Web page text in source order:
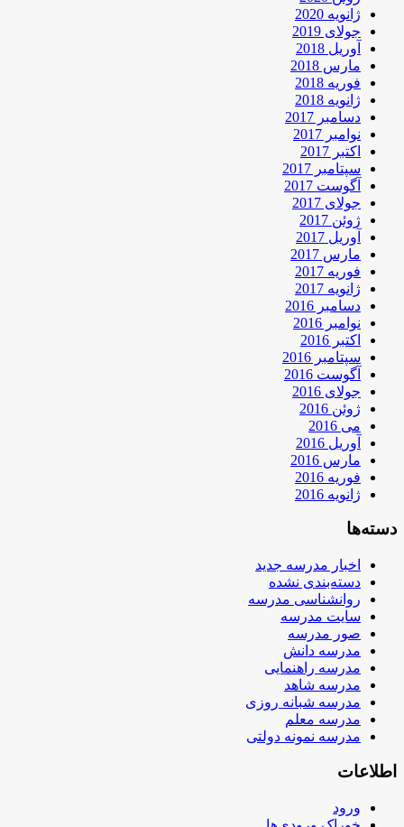
ژانویه 2020
جولای 2019
آوریل 2018
مارس 2018
فوریه 2018
ژانویه 2018
دسامبر 2017
نوامبر 2017
اکتبر 2017
سپتامبر 2017
آگوست 2017
جولای 2017
ژوئن 2017
آوریل 2017
مارس 2017
فوریه 2017
ژانویه 2017
دسامبر 2016
نوامبر 2016
اکتبر 2016
سپتامبر 2016
آگوست 2016
جولای 2016
ژوئن 2016
می 2016
آوریل 2016
مارس 2016
فوریه 2016
ژانویه 2016
دسته‌ها
اخبار مدرسه جدید
دسته‌بندی نشده
روانشناسی مدرسه
سایت مدرسه
صور مدرسه
مدرسه دانش
مدرسه راهنمایی
مدرسه شاهد
مدرسه شبانه روزی
مدرسه معلم
مدرسه نمونه دولتی
اطلاعات
ورود